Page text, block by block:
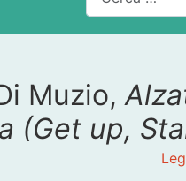
Muzio,
(Get up,